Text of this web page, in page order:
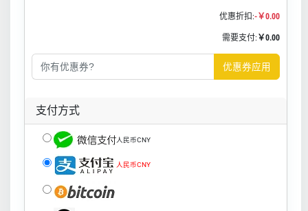
优惠折扣:-￥0.00
需要支付: ￥0.00
优惠券应用
支付方式
人民币CNY
人民币CNY